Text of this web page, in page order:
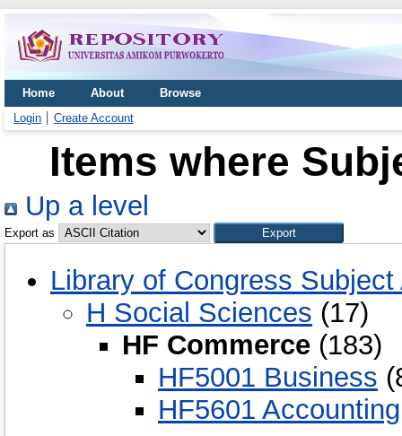
Home About
Browse
Login
Create Account
Items where
Up a level
Export as
Library of Congress Subject
H Social Sciences (17)
HF Commerce (183)
HF5001 Business
HF5601 Accounting